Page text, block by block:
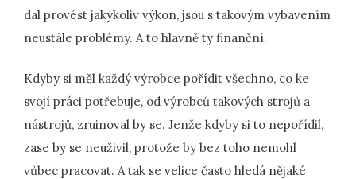
dal provést jakýkoliv výkon, jsou s takovým vybavením
neustále problémy. A to hlavně ty finanční.
Kdyby si měl každý výrobce pořídit všechno, co ke
svojí práci potřebuje, od výrobců takových strojů a
nástrojů, zruinoval by se. Jenže kdyby si to nepořídil,
zase by se neuživil, protože by bez toho nemohl
vůbec pracovat. A tak se velice často hledá nějaké